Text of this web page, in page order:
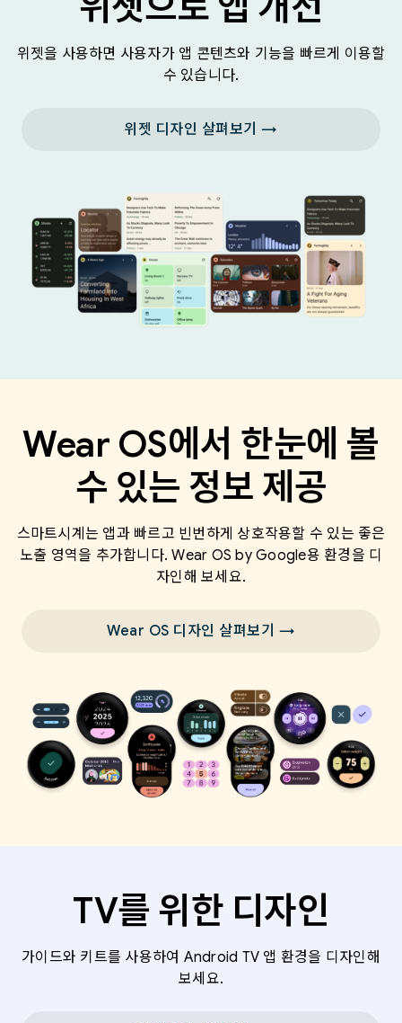
위젯을 사용하면 사용자가 앱 콘텐츠와 기능을 빠르게 이용할
수 있습니다.
위젯 디자인 살펴보기 →
Wear OS에서 한눈에 볼
수 있는 정보 제공
스마트시계는 앱과 빠르고 빈번하게 상호작용할 수 있는 좋은
노출 영역을 추가합니다. Wear OS by Google용 환경을 디
자인해 보세요.
Wear OS 디자인 살펴보기 →
TV를 위한 디자인
가이드와 키트를 사용하여 Android TV 앱 환경을 디자인해
보세요.